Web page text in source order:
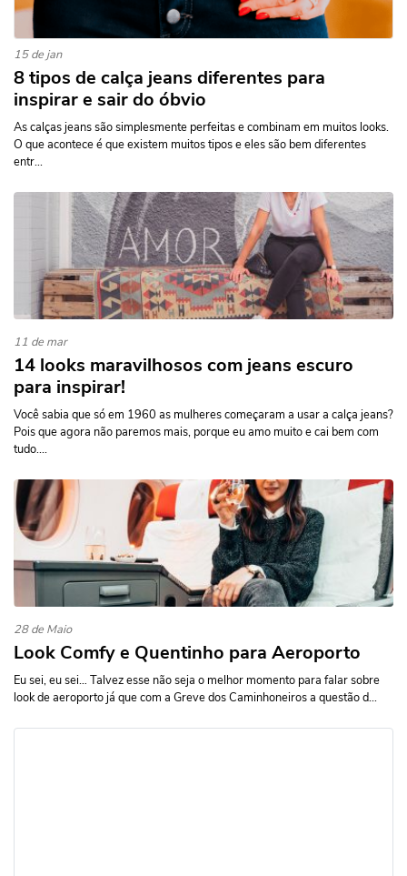
15 de jan
8 tipos de calça jeans diferentes para
inspirar e sair do óbvio
As calças jeans são simplesmente perfeitas e combinam em muitos looks.
O que acontece é que existem muitos tipos e eles são bem diferentes
entr...
11 de mar
14 looks maravilhosos com jeans escuro
para inspirar!
Você sabia que só em 1960 as mulheres começaram a usar a calça jeans?
Pois que agora não paremos mais, porque eu amo muito e cai bem com
tudo....
28 de Maio
Look Comfy e Quentinho para Aeroporto
Eu sei, eu sei… Talvez esse não seja o melhor momento para falar sobre
look de aeroporto já que com a Greve dos Caminhoneiros a questão d...